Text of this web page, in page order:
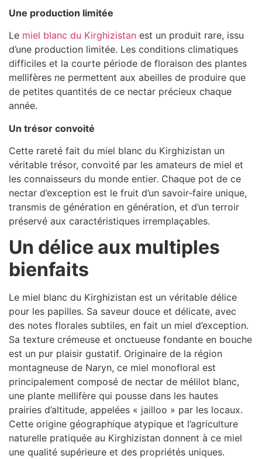
Une production limitée
Le miel blanc du Kirghizistan est un produit rare, issu
d’une production limitée. Les conditions climatiques
difficiles et la courte période de floraison des plantes
mellifères ne permettent aux abeilles de produire que
de petites quantités de ce nectar précieux chaque
année.
Un trésor convoité
Cette rareté fait du miel blanc du Kirghizistan un
véritable trésor, convoité par les amateurs de miel et
les connaisseurs du monde entier. Chaque pot de ce
nectar d’exception est le fruit d’un savoir-faire unique,
transmis de génération en génération, et d’un terroir
préservé aux caractéristiques irremplaçables.
Un délice aux multiples
bienfaits
Le miel blanc du Kirghizistan est un véritable délice
pour les papilles. Sa saveur douce et délicate, avec
des notes florales subtiles, en fait un miel d’exception.
Sa texture crémeuse et onctueuse fondante en bouche
est un pur plaisir gustatif. Originaire de la région
montagneuse de Naryn, ce miel monofloral est
principalement composé de nectar de mélilot blanc,
une plante mellifère qui pousse dans les hautes
prairies d’altitude, appelées « jailloo » par les locaux.
Cette origine géographique atypique et l’agriculture
naturelle pratiquée au Kirghizistan donnent à ce miel
une qualité supérieure et des propriétés uniques.